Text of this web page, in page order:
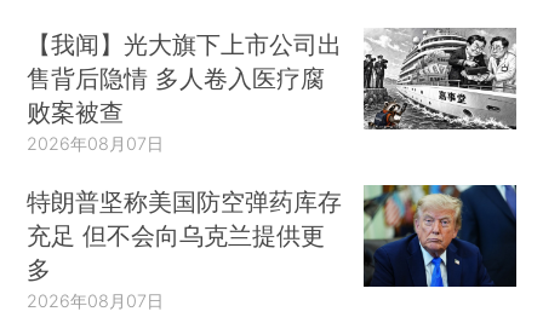
【我闻】光大旗下上市公司出
售背后隐情 多人卷入医疗腐
败案被查
2026年08月07日
特朗普坚称美国防空弹药库存
充足 但不会向乌克兰提供更
多
2026年08月07日